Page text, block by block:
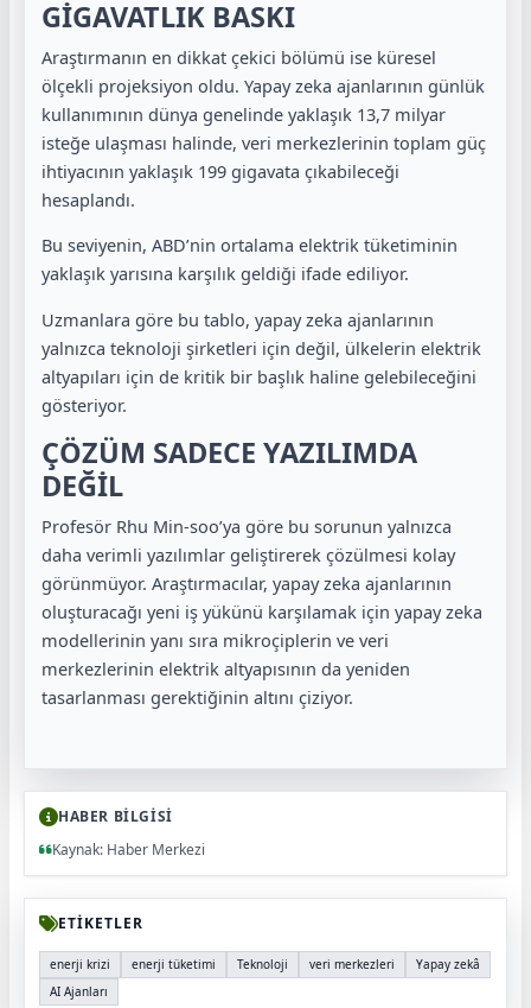
GİGAVATLIK BASKI
Araştırmanın en dikkat çekici bölümü ise küresel
ölçekli projeksiyon oldu. Yapay zeka ajanlarının günlük
kullanımının dünya genelinde yaklaşık 13,7 milyar
isteğe ulaşması halinde, veri merkezlerinin toplam güç
ihtiyacının yaklaşık 199 gigavata çıkabileceği
hesaplandı.
Bu seviyenin, ABD’nin ortalama elektrik tüketiminin
yaklaşık yarısına karşılık geldiği ifade ediliyor.
Uzmanlara göre bu tablo, yapay zeka ajanlarının
yalnızca teknoloji şirketleri için değil, ülkelerin elektrik
altyapıları için de kritik bir başlık haline gelebileceğini
gösteriyor.
ÇÖZÜM SADECE YAZILIMDA
DEĞİL
Profesör Rhu Min-soo’ya göre bu sorunun yalnızca
daha verimli yazılımlar geliştirerek çözülmesi kolay
görünmüyor. Araştırmacılar, yapay zeka ajanlarının
oluşturacağı yeni iş yükünü karşılamak için yapay zeka
modellerinin yanı sıra mikroçiplerin ve veri
merkezlerinin elektrik altyapısının da yeniden
tasarlanması gerektiğinin altını çiziyor.
HABER BİLGİSİ
Kaynak: Haber Merkezi
ETİKETLER
enerji krizi enerji tüketimi Teknoloji veri merkezleri
Yapay zekâ
AI Ajanları